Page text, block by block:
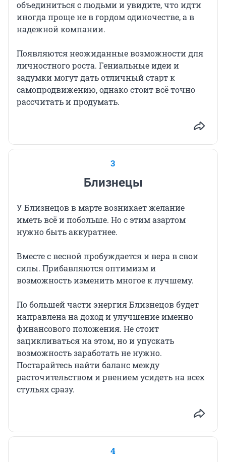
объединиться с людьми и увидите, что идти
иногда проще не в гордом одиночестве, а в
надежной компании.
Появляются неожиданные возможности для
личностного роста. Гениальные идеи и
задумки могут дать отличный старт к
самопродвижению, однако стоит всё точно
рассчитать и продумать.
3
Близнецы
У Близнецов в марте возникает желание
иметь всё и побольше. Но с этим азартом
нужно быть аккуратнее.
Вместе с весной пробуждается и вера в свои
силы. Прибавляются оптимизм и
возможность изменить многое к лучшему.
По большей части энергия Близнецов будет
направлена на доход и улучшение именно
финансового положения. Не стоит
зацикливаться на этом, но и упускать
возможность заработать не нужно.
Постарайтесь найти баланс между
расточительством и рвением усидеть на всех
стульях сразу.
4